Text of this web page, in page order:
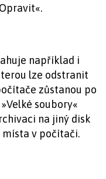
například i
lze odstranit
zůstanou po
soubory«
na jiný disk
v počítači.